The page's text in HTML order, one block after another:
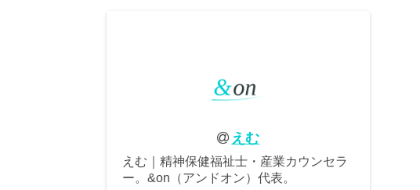
えむ
えむ｜精神保健福祉士・産業カウンセラ
ー。&on（アンドオン）代表。